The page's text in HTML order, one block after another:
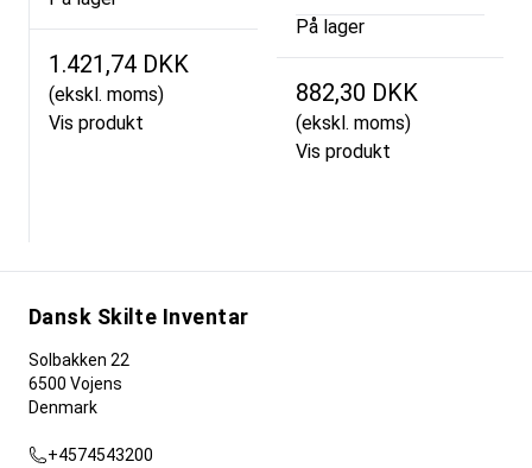
1.421,74 DKK
(ekskl. moms)
Vis produkt
På lager
882,30 DKK
(ekskl. moms)
Vis produkt
Dansk Skilte Inventar
Solbakken 22
6500 Vojens
Denmark
+4574543200